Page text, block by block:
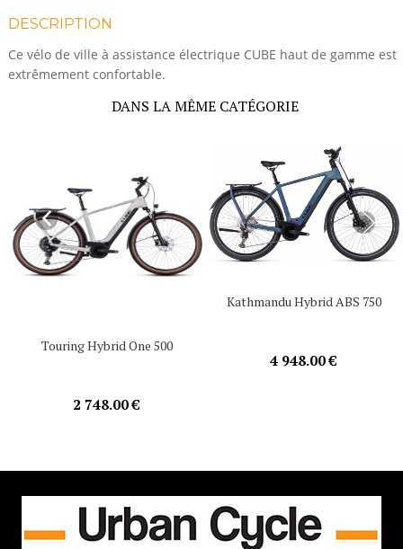
DESCRIPTION
Ce vélo de ville à assistance électrique CUBE haut de gamme est
extrêmement confortable.
DANS LA MÊME CATÉGORIE
Touring Hybrid One 500
2 748.00 €
Kathmandu Hybrid ABS 750
4 948.00 €